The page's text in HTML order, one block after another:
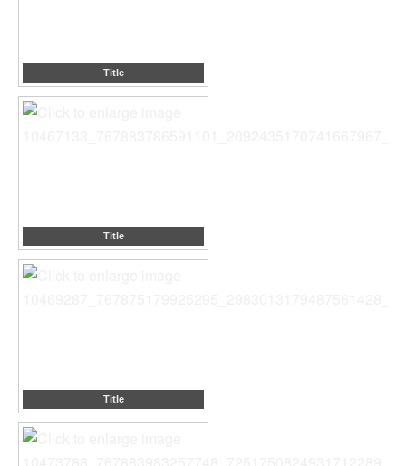
Title
Title
Title